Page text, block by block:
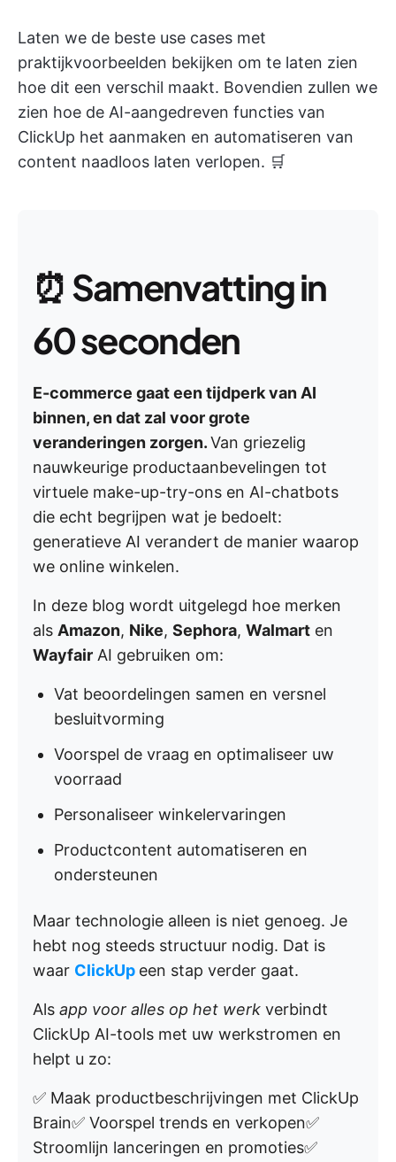
Laten we de beste use cases met
praktijkvoorbeelden bekijken om te laten zien
hoe dit een verschil maakt. Bovendien zullen we
zien hoe de AI-aangedreven functies van
ClickUp het aanmaken en automatiseren van
content naadloos laten verlopen. 🛒
⏰Samenvatting in
60 seconden
E-commerce gaat een tijdperk van AI
binnen, en dat zal voor grote
veranderingen zorgen.Van griezelig
nauwkeurige productaanbevelingen tot
virtuele make-up-try-ons en AI-chatbots
die echt begrijpen wat je bedoelt:
generatieve AI verandert de manier waarop
we online winkelen.
In deze blog wordt uitgelegd hoe merken
als Amazon, Nike, Sephora, Walmart en
Wayfair AI gebruiken om:
Vat beoordelingen samen en versnel
besluitvorming
Voorspel de vraag en optimaliseer uw
voorraad
Personaliseer winkelervaringen
Productcontent automatiseren en
ondersteunen
Maar technologie alleen is niet genoeg. Je
hebt nog steeds structuur nodig. Dat is
waar ClickUp een stap verder gaat.
Als app voor alles op het werk verbindt
ClickUp AI-tools met uw werkstromen en
helpt u zo:
✅ Maak productbeschrijvingen met ClickUp
Brain✅ Voorspel trends en verkopen✅
Stroomlijn lanceringen en promoties✅